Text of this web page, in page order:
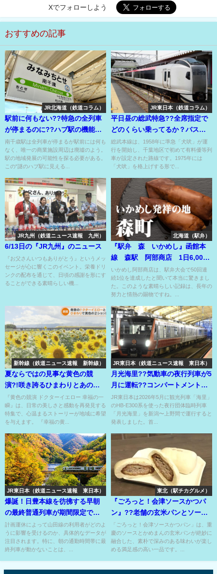
Xでフォローしよう
おすすめの記事
JR北海道（鉄道コラム）
駅前に何もない??特急の全列車
が停まるのに??ハブ駅の機能し
かない残念な駅前⁉
南千歳駅は全列車が停まるが駅前には何も
なく、唯一の商業施設周辺は廃墟のよう。
駅の地域発展の可能性を探る必要がある。
この“謎のハブ駅に見える...
JR東日本（鉄道コラム）
平日昼の総武特急??全席指定で
どのくらい乗ってるか？バスよ
り快適な車内空間⁉
総武本線は、1958年に準急「犬吠」が運
行を開始し、千葉地区で初めて有料優等列
車が設定された路線です。1975年には
「犬吠」を格上げする形で...
JR九州（鉄道ニュース速報 九州）
6/13日の『JR九州』のニュース
『お父さんいつもありがとう』というメッ
セージが心に響くこのイベント。栄養ドリ
ンクの配布を通じて、日頃の感謝を形にす
ることができる素晴らしい機...
北海道（駅弁）
『駅弁 森 いかめし』函館本
線 森駅 阿部商店 1日6,000
個売れる駅弁甲子園の王者！
いかめし阿部商店は、駅弁大会で50回連
続1位を達成したと聞いて本当に驚きまし
た。このような素晴らしい記録は、長年の
努力と情熱の賜物ですね。...
新幹線（鉄道ニュース速報 新幹線）
夏ならではの見事な黄色の競
演?!咲き誇るひまわりとあの人
気者のコラボ??
『黄色の競演 ドクターイエロー 幸福の一
瞬』は、日常の美しさと感動を再発見する
特集で、心温まるストーリーが地域に希望
を与えます。 『幸福の黄...
JR東日本（鉄道ニュース速報 東日本）
月光海里??気動車の夜行列車が5
月に運転??コンパートメントも
あり〼⁉
JR東日本は2026年5月に観光列車「海里」
のHB-E300系を使った夜行団体臨時列車
「月光海里」を新潟〜上野間で運行すると
発表しました。首...
JR東日本（鉄道ニュース速報 東日本）
爆誕！日豊本線を彷彿する早朝
の最終普通列車が期間限定で誕
生??
計画運休によって山田線の利用者がどのよ
うに影響を受けるのか、具体的なデータが
注目されます。特に、朝の通勤時間帯に最
終列車が動かないことは、...
東北（駅チカグルメ）
『ごろっと！会津ソースかつパ
ン』??老舗の玄米パンとソース
かつがコラボしちゃった??
「ごろっと！会津ソースかつパン」は、重
慶のソースとかめまんの玄米パンが絶妙に
融合した、素朴で深みのある味わいが楽し
める満足感の高い一品です。...